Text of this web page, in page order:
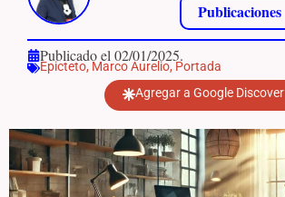
Publicaciones
Publicado el 02/01/2025.
Epicteto, Marco Aurelio, Portada
Agregar a Google Discover